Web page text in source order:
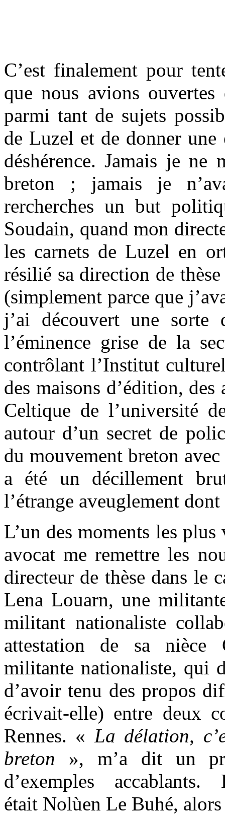
C’est finalement pour
que nous avions ouvertes
parmi tant de sujets
de Luzel et de donner une
déshérence. Jamais je ne
breton ; jamais je
rercherches un but
Soudain, quand mon
les carnets de Luzel en
résilié sa direction de
(simplement parce que
j’ai découvert une sorte
l’éminence grise de la
contrôlant l’Institut
des maisons d’édition,
Celtique de l’université
autour d’un secret de
du mouvement breton avec
a été un décillement
l’étrange aveuglement
L’un des moments les
avocat me remettre les
directeur de thèse dans le
Lena Louarn, une
militant nationaliste
attestation de sa nièce
militante nationaliste, qui
d’avoir tenu des propos
écrivait-elle) entre deux
Rennes. « La délation,
breton », m’a dit un
d’exemples
était Nolùen Le Buhé,